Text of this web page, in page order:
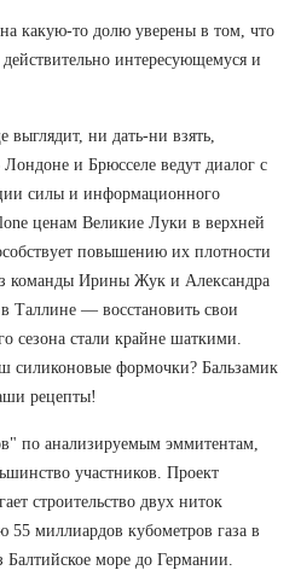
какую-то долю уверены в том, что
интересующемуся и
ни дать-ни взять,
и Брюсселе ведут диалог с
силы и информационного
ценам Великие Луки в верхней
повышению их плотности
команды Ирины Жук и Александра
Таллине — восстановить свои
сезона стали крайне шаткими.
силиконовые формочки? Бальзамик
рецепты!
по анализируемым эммитентам,
участников. Проект
строительство двух ниток
миллиардов кубометров газа в
Балтийское море до Германии.